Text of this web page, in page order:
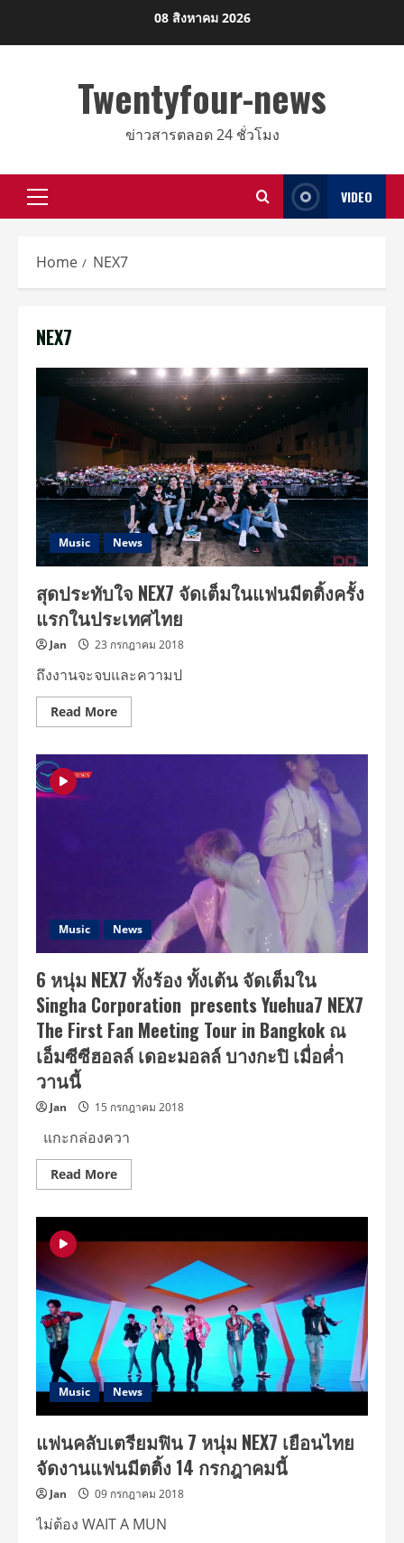
08 สิงหาคม 2026
Twentyfour-news
ข่าวสารตลอด 24 ชั่วโมง
Primary
VIDEO
Home NEX7
NEX7
Music News
สุดประทับใจ NEX7 จัดเต็มในแฟนมีตติ้งครั้ง
แรกในประเทศไทย
Jan 23 กรกฎาคม 2018
ถึงงานจะจบและความป
Read MoreRead
more
ประเทศไทย
Music News
6 หนุ่ม NEX7 ทั้งร้อง ทั้งเต้น จัดเต็มใน
Singha Corporation presents Yuehua7 NEX7
The First Fan Meeting Tour in Bangkok ณ
เอ็มซีซีฮอลล์ เดอะมอลล์ บางกะปิ เมื่อค่ำ
วานนี้
Jan 15 กรกฎาคม 2018
แกะกล่องควา
Read MoreRead
more
ทั้ง
เต้น
จัด
เต็ม
ใน
Singha
Corporation
presents
Yuehua7
NEX7
The
First
Meeting
Tour
in
Bangkok
ณ
เอ็ม
ซี
ซี
Music News
แฟนคลับเตรียมฟิน 7 หนุ่ม NEX7 เยือนไทย
จัดงานแฟนมีตติ้ง 14 กรกฎาคมนี้
Jan 09 กรกฎาคม 2018
ไม่ต้อง WAIT A MUN